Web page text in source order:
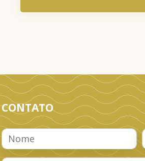
CONTATO